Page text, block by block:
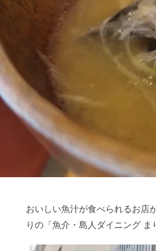
おいしい魚汁が食べられるお店
りの「魚介・島人ダイニング ま